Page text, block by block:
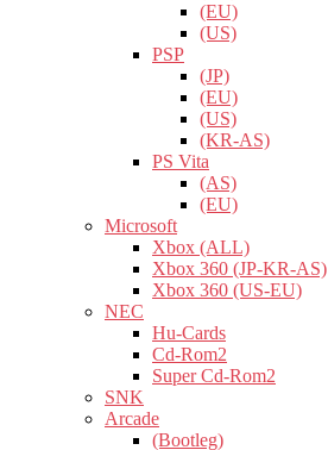
(EU)
(US)
PSP
(JP)
(EU)
(US)
(KR-AS)
PS Vita
(AS)
(EU)
Microsoft
Xbox (ALL)
Xbox 360 (JP-KR-AS)
Xbox 360 (US-EU)
NEC
Hu-Cards
Cd-Rom2
Super Cd-Rom2
SNK
Arcade
(Bootleg)